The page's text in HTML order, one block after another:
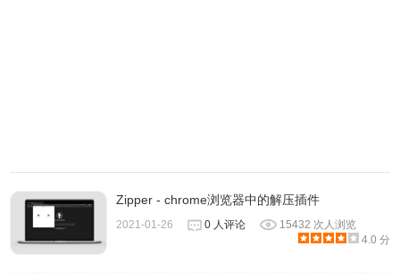
Zipper - chrome浏览器中的解压插件
2021-01-26 0 人评论
15432 次人浏览
4.0 分